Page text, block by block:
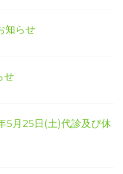
知らせ
せ
5月25日(土)代診及び休